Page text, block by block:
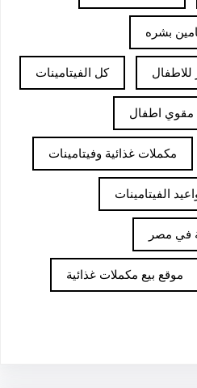
بشره
للاطفال كل الفيتامينات
مقوي اطفال
مكملات غذائية وفيتامينات
الفيتامينات
في مصر
موقع بيع مكملات غذائية